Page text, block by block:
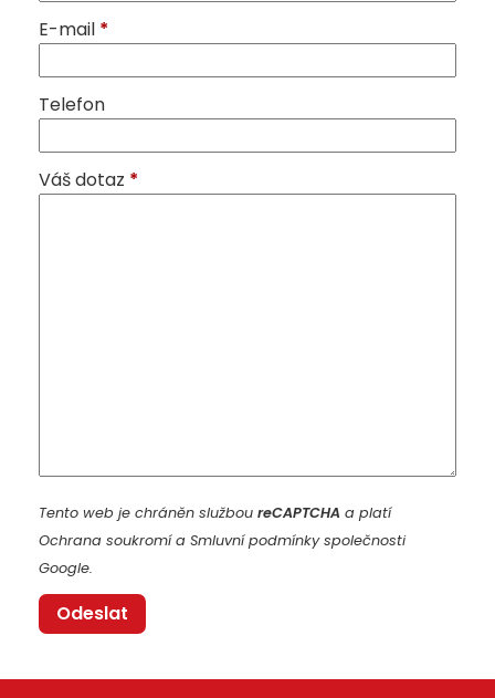
E-mail *
Telefon
Váš dotaz *
Tento web je chráněn službou reCAPTCHA a platí
Ochrana soukromía Smluvní podmínkyspolečnosti
Google.